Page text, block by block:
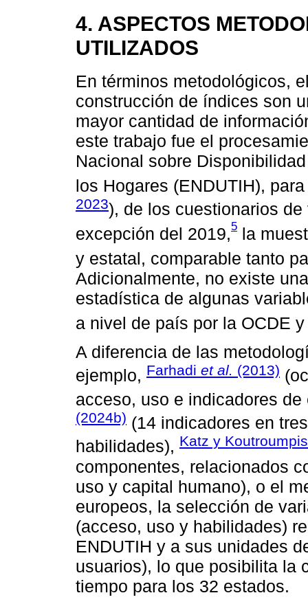
4. ASPECTOS
UTILIZADOS
En términos metodológicos,
construcción de índices son
mayor cantidad de
este trabajo fue el
Nacional sobre
los Hogares (ENDUTIH),
2023), de los cuestionarios
excepción del 2019,5 la
y estatal, comparable tanto
Adicionalmente, no existe
estadística de algunas
a nivel de país por la OCDE
A diferencia de las
ejemplo, Farhadi et al. (2013)
acceso, uso e indicadores
(2024b) (14 indicadores en
habilidades), Katz y
componentes, relacionados
uso y capital humano), o el
europeos, la selección de
(acceso, uso y habilidades)
ENDUTIH y a sus unidades
usuarios), lo que posibilita la
tiempo para los 32 estados.